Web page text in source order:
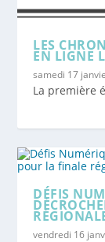
LES
EN LIGNE
samedi 17
La première
DÉFIS
vendredi 16